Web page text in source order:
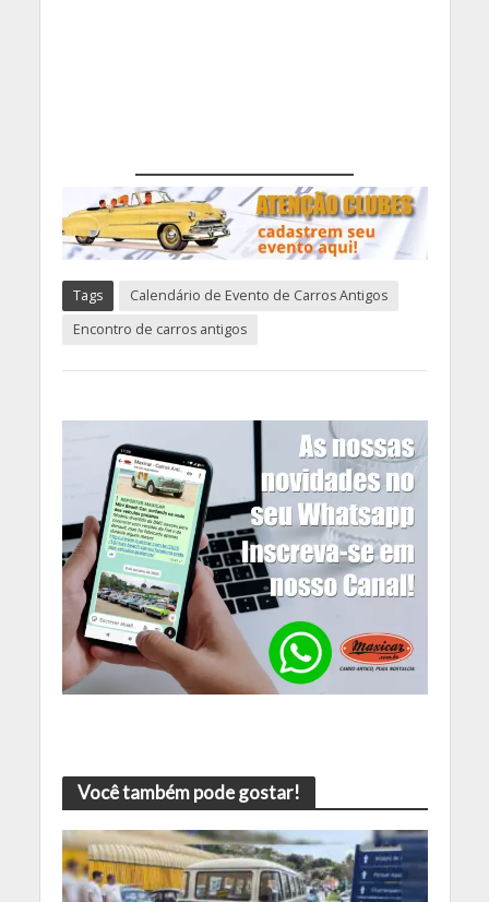
Tags
Calendário de Evento de Carros Antigos
Encontro de carros antigos
Você também pode gostar!